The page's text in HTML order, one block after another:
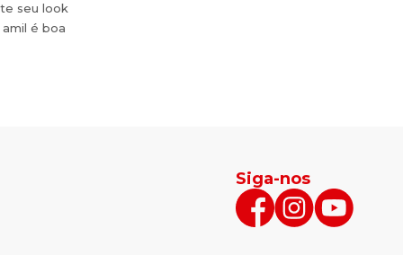
seu look
é boa
Siga-nos